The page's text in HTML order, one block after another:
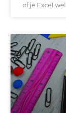
of je Excel